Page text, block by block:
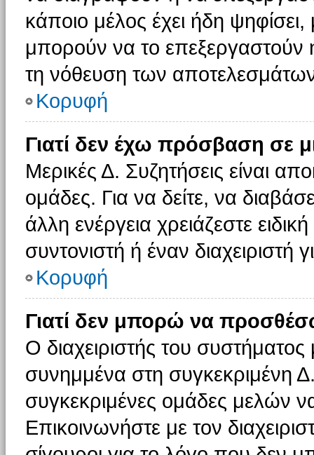
κάποιο μέλος έχει ήδη ψηφίσει,
μπορούν να το επεξεργαστούν
τη νόθευση των
Κορυφή
Γιατί δεν έχω πρόσβαση σε
Μερικές Δ. Συζητήσεις είναι
ομάδες. Για να δείτε, να
άλλη ενέργεια χρειάζεστε
συντονιστή ή έναν διαχειριστή
Κορυφή
Γιατί δεν μπορώ να
Ο διαχειριστής του
συνημμένα στη συγκεκριμένη
συγκεκριμένες ομάδες μελών
Επικοινωνήστε με τον